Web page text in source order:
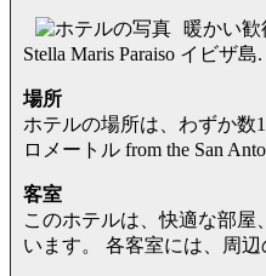
暖かい
Stella Maris Paraiso イビザ島.
場所
ホテルの場所は、わずか数
ロメートル from the San
客室
このホテルは、快適な部
います。 各客室には、周